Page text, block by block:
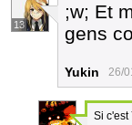
13
;w; Et
gens
Yukin 26/
Si c'est